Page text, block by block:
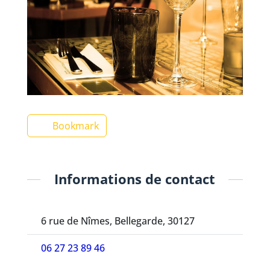
Bookmark
Informations de contact
6 rue de Nîmes, Bellegarde, 30127
06 27 23 89 46